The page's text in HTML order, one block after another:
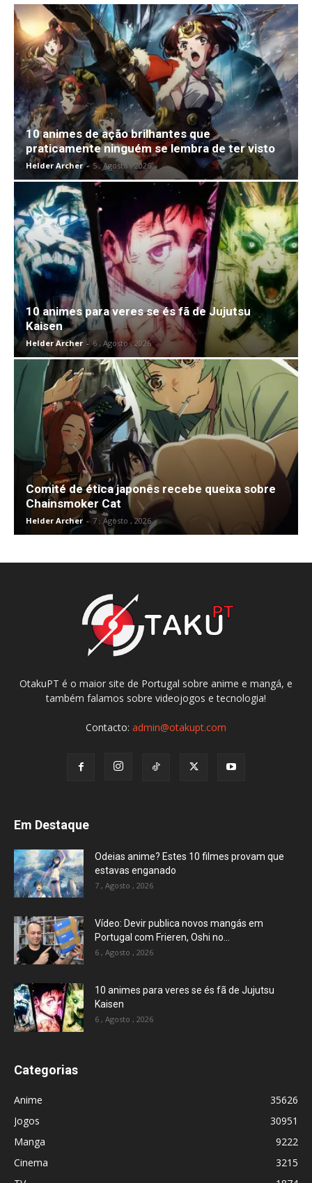
10 animes de ação brilhantes que
praticamente ninguém se lembra de ter visto
Helder Archer - 5 , Agosto , 2026
10 animes para veres se és fã de Jujutsu
Kaisen
Helder Archer - 6 , Agosto , 2026
Comité de ética japonês recebe queixa sobre
Chainsmoker Cat
Helder Archer - 7 , Agosto , 2026
OtakuPT é o maior site de Portugal sobre anime e mangá, e
também falamos sobre videojogos e tecnologia!
Contacto: admin@otakupt.com
Em Destaque
Odeias anime? Estes 10 filmes provam que
estavas enganado
7 , Agosto , 2026
Vídeo: Devir publica novos mangás em
Portugal com Frieren, Oshi no...
6 , Agosto , 2026
10 animes para veres se és fã de Jujutsu
Kaisen
6 , Agosto , 2026
Categorias
Anime
35626
Jogos
30951
Manga
9222
Cinema
3215